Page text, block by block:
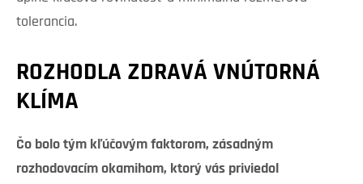
tolerancia.
ROZHODLA ZDRAVÁ VNÚTORNÁ
KLÍMA
Čo bolo tým kľúčovým faktorom, zásadným
rozhodovacím okamihom, ktorý vás priviedol